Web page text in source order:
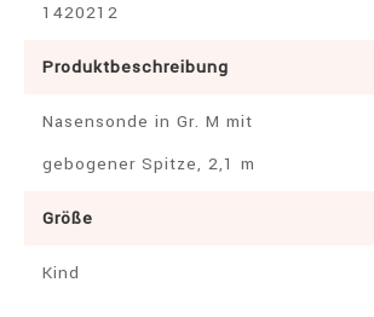
1420212
Produktbeschreibung
Nasensonde in Gr. M mit
gebogener Spitze, 2,1 m
Größe
Kind